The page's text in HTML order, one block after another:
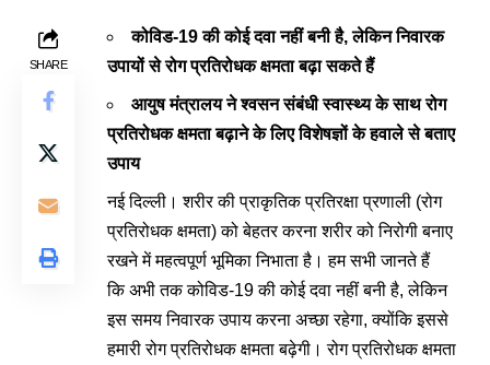
SHARE
कोविड-19 की कोई दवा नहीं बनी है, लेकिन निवारक
उपायों से रोग प्रतिरोधक क्षमता बढ़ा सकते हैं
आयुष मंत्रालय ने श्वसन संबंधी स्वास्थ्य के साथ रोग
प्रतिरोधक क्षमता बढ़ाने के लिए विशेषज्ञों के हवाले से बताए
उपाय
नई दिल्ली। शरीर की प्राकृतिक प्रतिरक्षा प्रणाली (रोग
प्रतिरोधक क्षमता) को बेहतर करना शरीर को निरोगी बनाए
रखने में महत्वपूर्ण भूमिका निभाता है। हम सभी जानते हैं
कि अभी तक कोविड-19 की कोई दवा नहीं बनी है, लेकिन
इस समय निवारक उपाय करना अच्छा रहेगा, क्‍योंकि इससे
हमारी रोग प्रतिरोधक क्षमता बढ़ेगी। रोग प्रतिरोधक क्षमता